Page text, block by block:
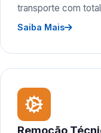
transporte com
Saiba Mais
Remoção